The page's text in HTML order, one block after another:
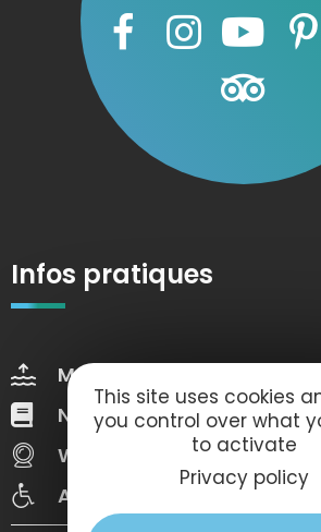
Infos pratiques
Marées
Nos brochures
Webcams
Congrès
Accessibilté
This site uses cookies
you control over what
to activate
Privacy policy